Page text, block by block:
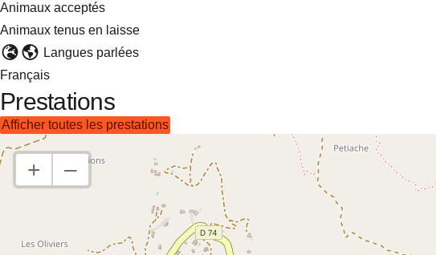
Animaux acceptés
Animaux tenus en laisse
Langues parlées
Français
Prestations
afficher toutes les prestations
+ –